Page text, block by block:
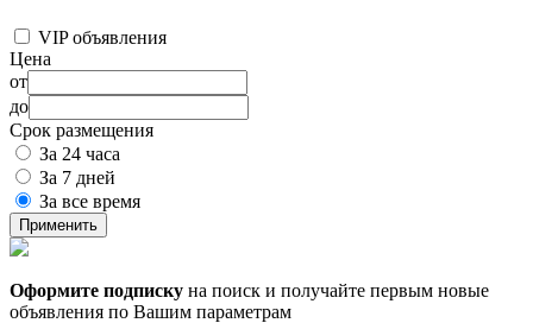
VIP объявления
Цена
от
до
Срок размещения
За 24 часа
За 7 дней
За все время
Применить
Оформите подписку на поиск и получайте первым новые
объявления по Вашим параметрам